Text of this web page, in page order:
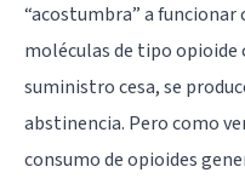
“acostumbra” a funcionar
moléculas de tipo opioide
suministro cesa, se
abstinencia. Pero como
consumo de opioides